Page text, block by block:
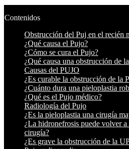
Contenidos
Obstrucción del Puj en el recién
¿Qué causa el Pujo?
¿Cómo se cura el Pujo?
¿Qué causa una obstrucción de
Causas del PUJO
¿Es curable la obstrucción de la
¿Cuánto dura una pieloplastia
¿Qué es el Pujo médico?
Radiología del Pujo
¿Es la pieloplastia una cirugía
¿La hidronefrosis puede volver a
cirugía?
¿Es grave la obstrucción de la